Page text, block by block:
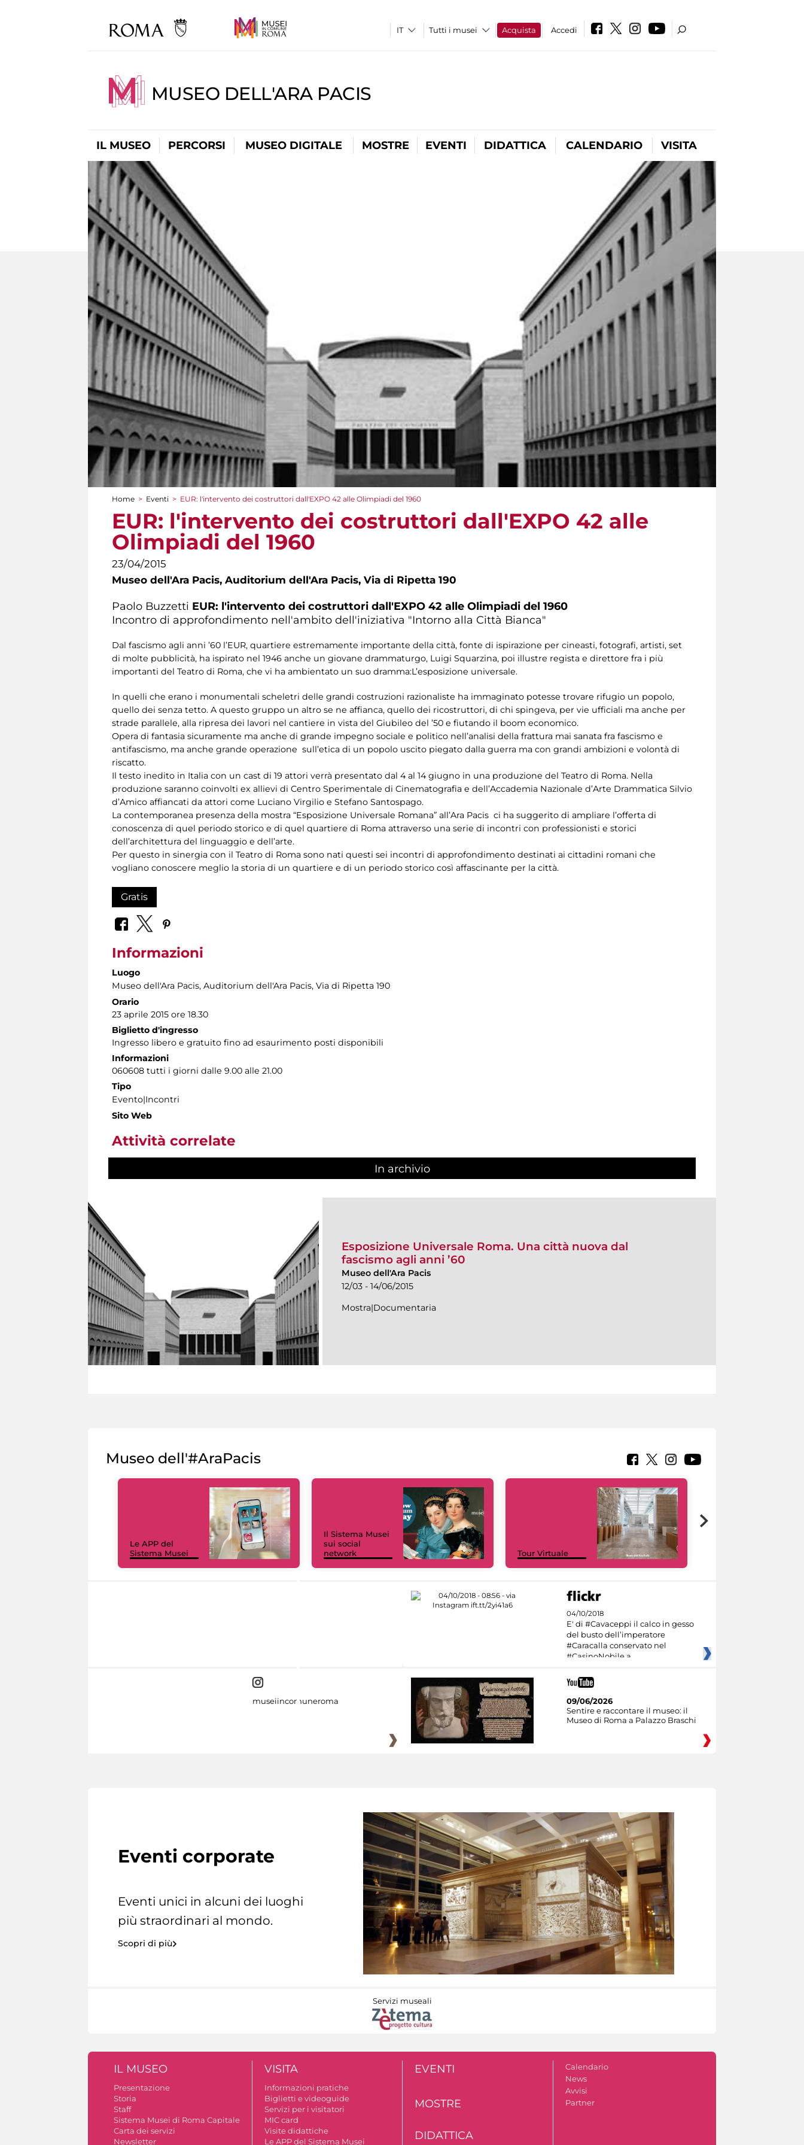
Tutti i musei Acquista Accedi
MUSEO DELL'ARA PACIS
IL MUSEO PERCORSI MUSEO DIGITALE MOSTRE EVENTI DIDATTICA CALENDARIO VISITA
Tu sei qui
Home > Eventi > EUR: l'intervento dei costruttori dall'EXPO 42 alle Olimpiadi del 1960
EUR: l'intervento dei costruttori dall'EXPO 42 alle
Olimpiadi del 1960
23/04/2015
Museo dell'Ara Pacis, Auditorium dell'Ara Pacis, Via di Ripetta 190
Paolo Buzzetti EUR: l'intervento dei costruttori dall'EXPO 42 alle Olimpiadi del 1960
Incontro di approfondimento nell'ambito dell'iniziativa "Intorno alla Città Bianca"
Dal fascismo agli anni ’60 l’EUR, quartiere estremamente importante della città, fonte di ispirazione per cineasti, fotografi, artisti, set
di molte pubblicità, ha ispirato nel 1946 anche un giovane drammaturgo, Luigi Squarzina, poi illustre regista e direttore fra i più
importanti del Teatro di Roma, che vi ha ambientato un suo dramma:L’esposizione universale.
In quelli che erano i monumentali scheletri delle grandi costruzioni razionaliste ha immaginato potesse trovare rifugio un popolo,
quello dei senza tetto. A questo gruppo un altro se ne affianca, quello dei ricostruttori, di chi spingeva, per vie ufficiali ma anche per
strade parallele, alla ripresa dei lavori nel cantiere in vista del Giubileo del ’50 e fiutando il boom economico.
Opera di fantasia sicuramente ma anche di grande impegno sociale e politico nell’analisi della frattura mai sanata fra fascismo e
antifascismo, ma anche grande operazione sull’etica di un popolo uscito piegato dalla guerra ma con grandi ambizioni e volontà di
riscatto.
Il testo inedito in Italia con un cast di 19 attori verrà presentato dal 4 al 14 giugno in una produzione del Teatro di Roma. Nella
produzione saranno coinvolti ex allievi di Centro Sperimentale di Cinematografia e dell’Accademia Nazionale d’Arte Drammatica Silvio
d’Amico affiancati da attori come Luciano Virgilio e Stefano Santospago.
La contemporanea presenza della mostra “Esposizione Universale Romana” all’Ara Pacis ci ha suggerito di ampliare l’offerta di
conoscenza di quel periodo storico e di quel quartiere di Roma attraverso una serie di incontri con professionisti e storici
dell’architettura del linguaggio e dell’arte.
Per questo in sinergia con il Teatro di Roma sono nati questi sei incontri di approfondimento destinati ai cittadini romani che
vogliano conoscere meglio la storia di un quartiere e di un periodo storico così affascinante per la città.
Gratis
Informazioni
Luogo
Museo dell'Ara Pacis, Auditorium dell'Ara Pacis, Via di Ripetta 190
Orario
23 aprile 2015 ore 18.30
Biglietto d'ingresso
Ingresso libero e gratuito fino ad esaurimento posti disponibili
Informazioni
060608 tutti i giorni dalle 9.00 alle 21.00
Tipo
Evento|Incontri
Sito Web
Attività correlate
In archivio
Esposizione Universale Roma. Una città nuova dal
fascismo agli anni ’60
Museo dell'Ara Pacis
12/03 - 14/06/2015
Mostra|Documentaria
Museo dell'#AraPacis
Le APP del
Sistema Musei
Il Sistema Musei
sui social
network
Tour Virtuale
04/10/2018
E' di #Cavaceppi il calco in gesso
del busto dell’imperatore
#Caracalla conservato nel
#CasinoNobile a
museiincomuneroma
09/06/2026
Sentire e raccontare il museo: il
Museo di Roma a Palazzo Braschi
Eventi corporate
Eventi unici in alcuni dei luoghi
più straordinari al mondo.
Scopri di più
Servizi museali
IL MUSEO
Presentazione
Storia
Staff
Sistema Musei di Roma Capitale
Carta dei servizi
Newsletter
VISITA
Informazioni pratiche
Biglietti e videoguide
Servizi per i visitatori
MIC card
Visite didattiche
Le APP del Sistema Musei
EVENTI
MOSTRE
DIDATTICA
Calendario
News
Avvisi
Partner